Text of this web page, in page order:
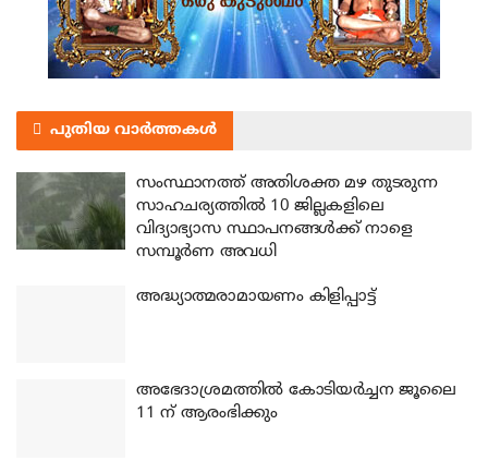
പുതിയ വാർത്തകൾ
സംസ്ഥാനത്ത് അതിശക്ത മഴ തുടരുന്ന
സാഹചര്യത്തിൽ 10 ജില്ലകളിലെ
വിദ്യാഭ്യാസ സ്ഥാപനങ്ങൾക്ക് നാളെ
സമ്പൂർണ അവധി
അദ്ധ്യാത്മരാമായണം കിളിപ്പാട്ട്
അഭേദാശ്രമത്തില്‍ കോടിയര്‍ച്ചന ജൂലൈ
11 ന് ആരംഭിക്കും